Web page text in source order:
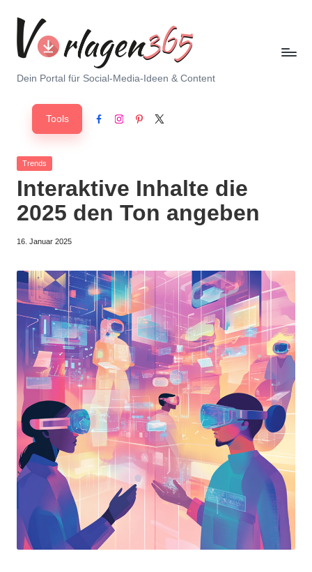
Skip
content
V
l
a
g
e
n
3
6
5
Dein Portal für Social-Media-Ideen & Content
Tools Facebook
Instagram
Pinterest
X
Posted
Trends
Interaktive Inhalte die
2025 den Ton angeben
16. Januar 2025